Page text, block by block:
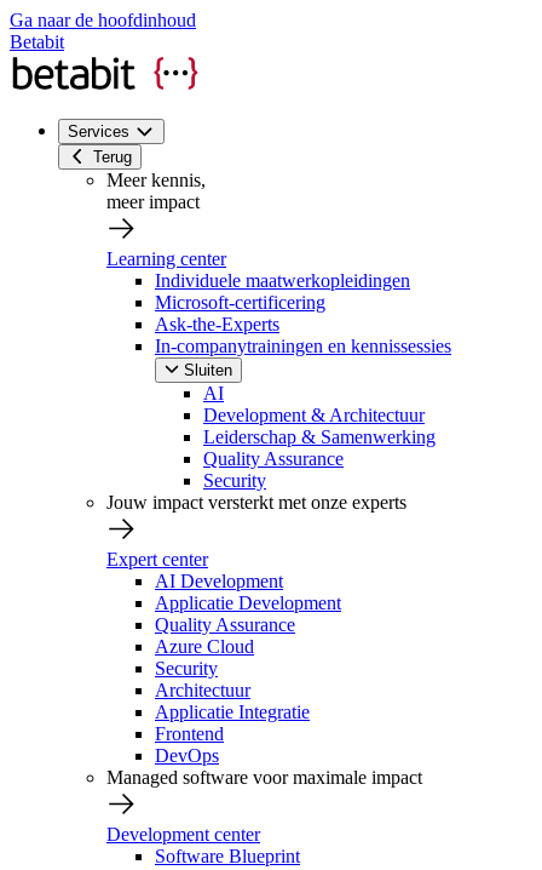
Ga naar de hoofdinhoud
Betabit
Services
Terug
Meer kennis,
meer impact
Learning center
Individuele maatwerkopleidingen
Microsoft-certificering
Ask-the-Experts
In-companytrainingen en kennissessies
Sluiten
AI
Development & Architectuur
Leiderschap & Samenwerking
Quality Assurance
Security
Jouw impact versterkt met onze experts
Expert center
AI Development
Applicatie Development
Quality Assurance
Azure Cloud
Security
Architectuur
Applicatie Integratie
Frontend
DevOps
Managed software voor maximale impact
Development center
Software Blueprint